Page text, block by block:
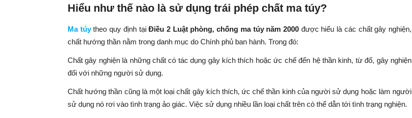
Hiểu như thế nào là sử dụng trái phép chất ma túy?
Ma túytheo quy định tạiĐiều 2 Luật phòng, chống ma túy năm 2000 được hiểu là các chất gây nghiện,
chất hướng thần nằm trong danh mục do Chính phủ ban hành. Trong đó:
Chất gây nghiện là những chất có tác dụng gây kích thích hoặc ức chế đến hệ thần kinh, từ đố, gây nghiện
đối với những người sử dụng.
Chất hướng thần cũng là một loại chất gây kích thích, ức chế thần kinh của người sử dụng hoặc làm người
sử dụng nó rơi vào tình trạng ảo giác. Việc sử dụng nhiều lần loại chất trên có thể dẫn tới tình trạng nghiện.